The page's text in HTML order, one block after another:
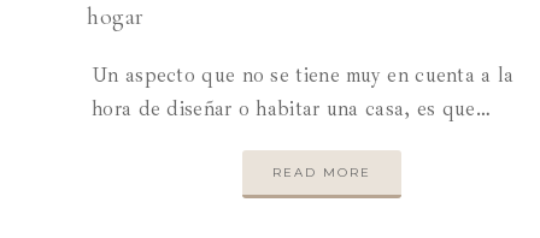
hogar
Un aspecto que no se tiene muy en cuenta a la
hora de diseñar o habitar una casa, es que…
READ MORE